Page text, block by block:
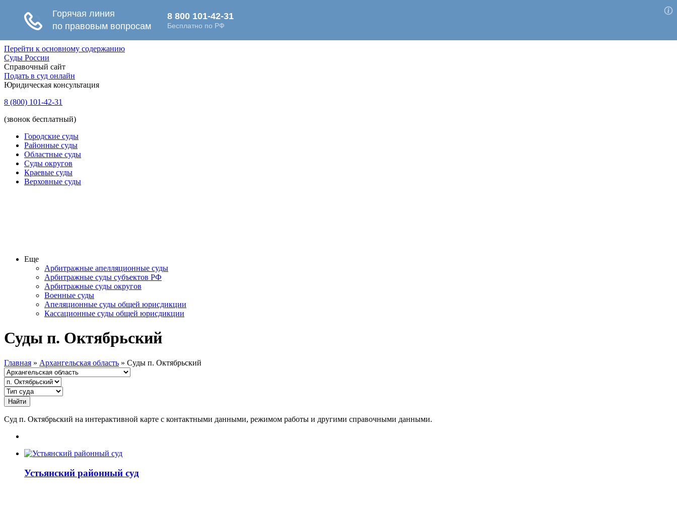
Перейти к основному содержанию
Суды России
Справочный сайт
Подать в суд онлайн
Юридическая консультация
8 (800) 101-42-31
(звонок бесплатный)
Городские суды
Районные суды
Областные суды
Суды округов
Краевые суды
Верховные суды
Еще
Арбитражные апелляционные суды
Арбитражные суды субъектов РФ
Арбитражные суды округов
Военные суды
Апеляционные суды общей юрисдикции
Кассационные суды общей юрисдикции
Суды п. Октябрьский
Главная » Архангельская область » Суды п. Октябрьский
Суд п. Октябрьский на интерактивной карте с контактными данными, режимом работы и другими справочными данными.
Устьянский районный суд